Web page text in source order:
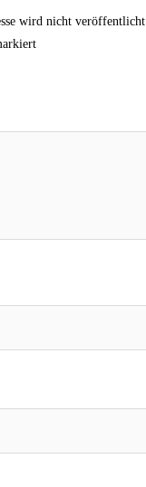
wird nicht veröffentlicht.